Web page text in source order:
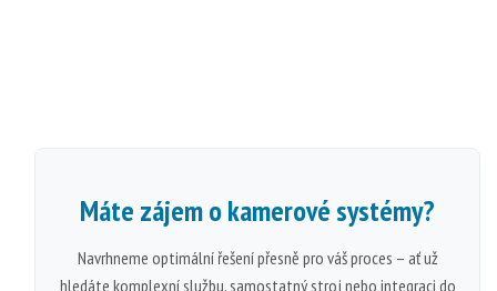
Máte zájem okamerové systémy?
Navrhneme optimální řešení přesně pro váš proces – ať už
hledáte komplexní službu, samostatný stroj nebo integraci do